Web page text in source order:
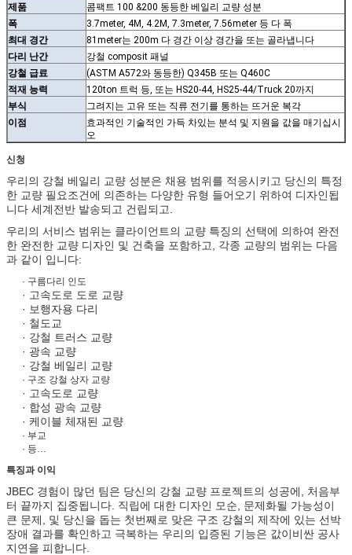
제품
콤팩트 100 &200 동등한 베일리 교량 성분
폭
3.7meter, 4M, 4.2M, 7.3meter, 7.56meter 등 다 폭
최대 경간
81meter는 200m 다 경간 이상 경간을 또는 골라냅니다
다리 난간
강철 composit 패널
강철 급료
(ASTM A572와 동등한) Q345B 또는 Q460C
적재 능력
120ton 트럭 등, 또는 HS20-44, HS25-44/Truck 20까지
부식
그려지는 고유 또는 직류 전기를 통하는 뜨거운 복각
이점
효과적인 기술적인 가득 차있는 분석 및 지원을 값을 매기십시
오
신청
우리의 강철 베일리 교량 성분은 채용 범위를 적응시키고 당신의 특정
한 교량 필요조건에 의존하는 다양한 유형 들어오기 위하여 디자인됩
니다 세계전반 발송되고 건립되고.
우리의 서비스 범위는 클라이언트의 교량 특징의 선택에 의하여 완전
한 완전한 교량 디자인 및 건축을 포함하고, 각종 교량의 범위는 다음
과 같이 입니다:
· 구름다리 인도
· 고속도로 도로 교량
· 보행자용 다리
· 철도교
· 강철 트러스 교량
· 광속 교량
· 강철 베일리 교량
· 구조 강철 상자 교량
· 고속도로 교량
· 합성 광속 교량
· 케이블 체재된 교량
· 부교
· 등…
특징과 이익
JBEC 경험이 많던 팀은 당신의 강철 교량 프로젝트의 성공에, 처음부
터 끝까지 집중됩니다. 직립에 대한 디자인 모순, 문제화될 가능성이
큰 문제, 및 당신을 돕는 첫번째로 맞은 구조 강철의 제작에 있는 선박
장애 결과를 확인하고 극복하는 우리의 입증된 기능은 값이비싼 공사
지연을 피합니다.